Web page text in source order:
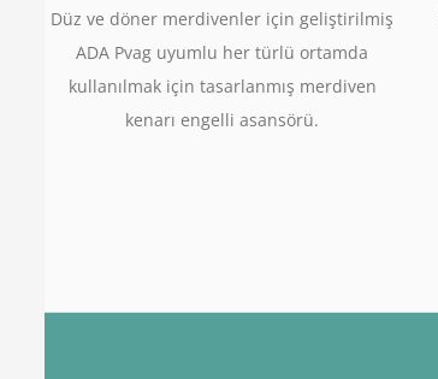
Düz ve döner merdivenler için geliştirilmiş
ADA Pvag uyumlu her türlü ortamda
kullanılmak için tasarlanmış merdiven
kenarı engelli asansörü.